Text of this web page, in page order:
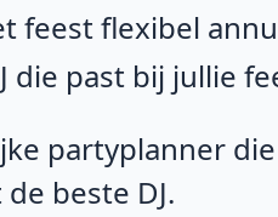
feest flexibel
die past bij jullie
partyplanner
beste DJ.